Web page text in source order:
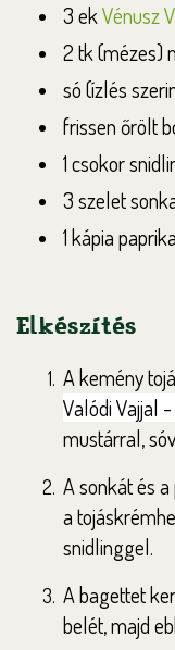
3 ekVénusz
2 tk (mézes)
só (ízlés
frissen őrölt
1 csokor
3 szelet
1 kápia paprika
Elkészítés
A kemény
Valódi Vajjal
mustárral,
A sonkát és
a
snidlinggel.
A bagettet
belét, majd